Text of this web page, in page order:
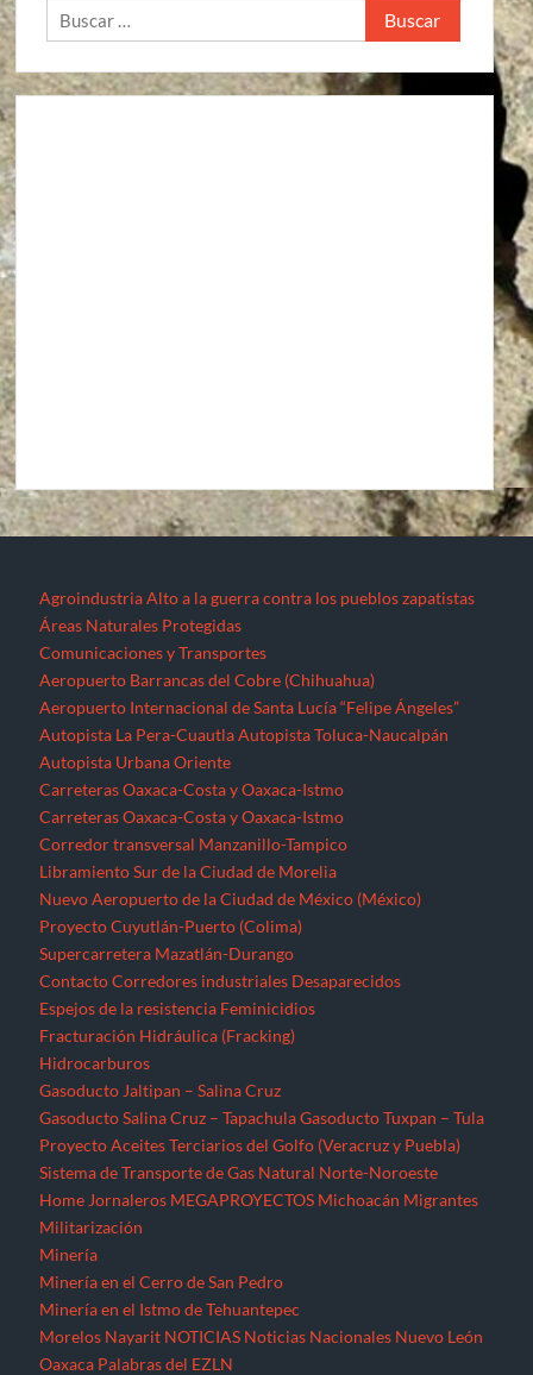
Buscar:
Agroindustria Alto a la guerra contra los pueblos zapatistas
Áreas Naturales Protegidas
Comunicaciones y Transportes
Aeropuerto Barrancas del Cobre (Chihuahua)
Aeropuerto Internacional de Santa Lucía “Felipe Ángeles”
Autopista La Pera-Cuautla Autopista Toluca-Naucalpán
Autopista Urbana Oriente
Carreteras Oaxaca-Costa y Oaxaca-Istmo
Carreteras Oaxaca-Costa y Oaxaca-Istmo
Corredor transversal Manzanillo-Tampico
Libramiento Sur de la Ciudad de Morelia
Nuevo Aeropuerto de la Ciudad de México (México)
Proyecto Cuyutlán-Puerto (Colima)
Supercarretera Mazatlán-Durango
Contacto Corredores industriales Desaparecidos
Espejos de la resistencia Feminicidios
Fracturación Hidráulica (Fracking)
Hidrocarburos
Gasoducto Jaltipan – Salina Cruz
Gasoducto Salina Cruz – Tapachula Gasoducto Tuxpan – Tula
Proyecto Aceites Terciarios del Golfo (Veracruz y Puebla)
Sistema de Transporte de Gas Natural Norte-Noroeste
Home Jornaleros MEGAPROYECTOS Michoacán Migrantes
Militarización
Minería
Minería en el Cerro de San Pedro
Minería en el Istmo de Tehuantepec
Morelos Nayarit NOTICIAS Noticias Nacionales Nuevo León
Oaxaca Palabras del EZLN